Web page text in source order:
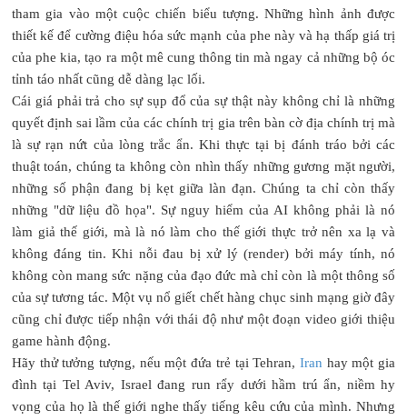
tham gia vào một cuộc chiến biểu tượng. Những hình ảnh được
thiết kế để cường điệu hóa sức mạnh của phe này và hạ thấp giá trị
của phe kia, tạo ra một mê cung thông tin mà ngay cả những bộ óc
tỉnh táo nhất cũng dễ dàng lạc lối.
Cái giá phải trả cho sự sụp đổ của sự thật này không chỉ là những
quyết định sai lầm của các chính trị gia trên bàn cờ địa chính trị mà
là sự rạn nứt của lòng trắc ẩn. Khi thực tại bị đánh tráo bởi các
thuật toán, chúng ta không còn nhìn thấy những gương mặt người,
những số phận đang bị kẹt giữa làn đạn. Chúng ta chỉ còn thấy
những "dữ liệu đồ họa". Sự nguy hiểm của AI không phải là nó
làm giả thế giới, mà là nó làm cho thế giới thực trở nên xa lạ và
không đáng tin. Khi nỗi đau bị xử lý (render) bởi máy tính, nó
không còn mang sức nặng của đạo đức mà chỉ còn là một thông số
của sự tương tác. Một vụ nổ giết chết hàng chục sinh mạng giờ đây
cũng chỉ được tiếp nhận với thái độ như một đoạn video giới thiệu
game hành động.
Hãy thử tưởng tượng, nếu một đứa trẻ tại Tehran, Iran hay một gia
đình tại Tel Aviv, Israel đang run rẩy dưới hầm trú ẩn, niềm hy
vọng của họ là thế giới nghe thấy tiếng kêu cứu của mình. Nhưng